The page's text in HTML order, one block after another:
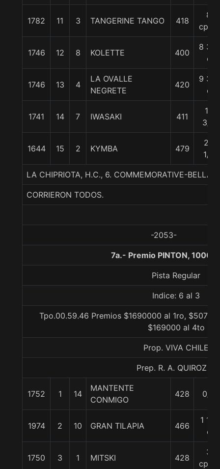
1782 11 3 TANGERINE TANGO 418
8
cpos.
1746 12 8 KOLETTE 400
8 3/4
c
1746 13 4
LA OVALLE
NEGRETE
420
9 3/4
c
1741 14 7 IWASAKI 411
12
3/4
1644 15 2 KYMBA 479
26
1/2
LA CHIPRIOTA, H.C., 6. COMMEMORATIVE-BELLA
CORRIERON TODOS.
-2053-
7a.- Premio PINTON, 1000
Pista Regular
Indice: 6 al 3
Tpo.00.59.46 Premios $1690000 al 1ro,
$169000 al 4to
Prop. VIVA CHILE
Prep. R. A. QUIROZ S.
1752 1 14
MANTENTE
CONMIGO
428 0/0
1974 2 10 GRAN TILAPIA 466
1 1/2
c
1750 3 1 MITSKI 428
3
cpos.